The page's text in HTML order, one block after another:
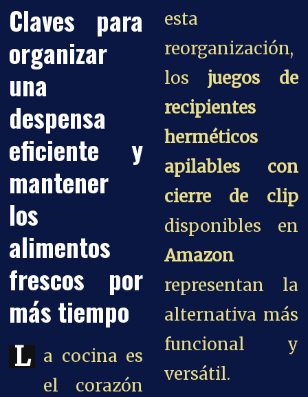
Claves para
organizar
una
despensa
eficiente y
mantener
los
alimentos
frescos por
más tiempo
L
a cocina es
el corazón
esta
reorganización,
los juegos de
recipientes
herméticos
apilables con
cierre de clip
disponibles en
Amazon
representan la
alternativa más
funcional y
versátil.